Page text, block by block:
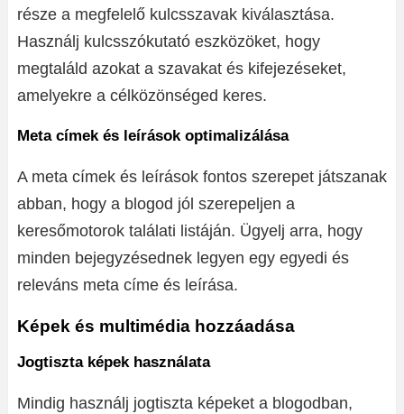
része a megfelelő kulcsszavak kiválasztása.
Használj kulcsszókutató eszközöket, hogy
megtaláld azokat a szavakat és kifejezéseket,
amelyekre a célközönséged keres.
Meta címek és leírások optimalizálása
A meta címek és leírások fontos szerepet játszanak
abban, hogy a blogod jól szerepeljen a
keresőmotorok találati listáján. Ügyelj arra, hogy
minden bejegyzésednek legyen egy egyedi és
releváns meta címe és leírása.
Képek és multimédia hozzáadása
Jogtiszta képek használata
Mindig használj jogtiszta képeket a blogodban,